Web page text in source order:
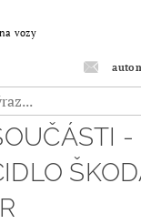
vozy
-